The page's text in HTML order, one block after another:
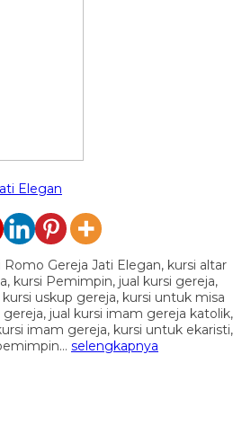
Elegan
Gereja Jati Elegan, kursi altar
kursi Pemimpin, jual kursi gereja,
uskup gereja, kursi untuk misa
jual kursi imam gereja katolik,
imam gereja, kursi untuk ekaristi,
selengkapnya